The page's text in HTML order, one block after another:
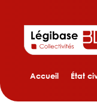
Accueil État